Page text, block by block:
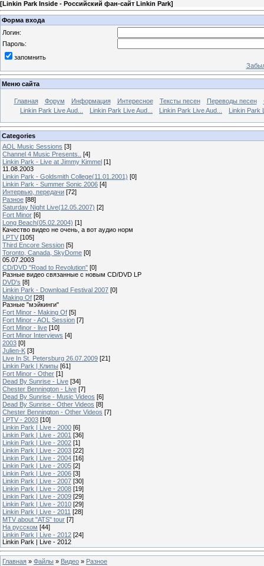
[Linkin Park Inside - Российский фан-сайт Linkin Park]
Форма входа
Логин:
Пароль:
запомнить
Меню сайта
Главная Форум Информация Интересное Тексты песен Переводы песен
Linkin Park Live Aud...
Linkin Park Live Aud... Linkin Park Live Aud... Linkin Park
Categories
AOL Music Sessions [3]
Channel 4 Music Presents..
[4]
Linkin Park - Live at Jimmy Kimmel [1]
11.08.2003
Linkin Park - Goldsmith College(11.01.2001) [0]
Linkin Park - Summer Sonic 2006 [4]
Интервью, передачи [72]
Разное [88]
Saturday Night Live(12.05.2007) [2]
Fort Minor [6]
Long Beach(05.02.2004) [1]
Качество видео не очень, а вот аудио норм
LPTV [105]
Third Encore Session [5]
Toronto, Canada, SkyDome [0]
05.07.2003
CD/DVD "Road to Revolution" [0]
Разные видео связанные с новым CD/DVD LP
DVD's [8]
Linkin Park - Download Festival 2007 [0]
Making Of [28]
Разные "мэйкинги"
Fort Minor - Making Of [5]
Fort Minor - AOL Session [7]
Fort Minor - live [10]
Fort Minor Interviews [4]
2003 [0]
Julien-K [3]
Live In St. Petersburg 26.07.2009 [21]
Linkin Park | Клипы [61]
Fort Minor - Other [1]
Dead By Sunrise - Live [34]
Chester Bennington - Live [7]
Dead By Sunrise - Music Videos [6]
Dead By Sunrise - Other Videos [8]
Chester Bennington - Other Videos [7]
LPTV - 2003 [10]
Linkin Park | Live - 2000 [6]
Linkin Park | Live - 2001 [36]
Linkin Park | Live - 2002 [1]
Linkin Park | Live - 2003 [22]
Linkin Park | Live - 2004 [16]
Linkin Park | Live - 2005 [2]
Linkin Park | Live - 2006 [3]
Linkin Park | Live - 2007 [30]
Linkin Park | Live - 2008 [19]
Linkin Park | Live - 2009 [29]
Linkin Park | Live - 2010 [29]
Linkin Park | Live - 2011 [28]
MTV about "ATS" tour [7]
На русском [44]
Linkin Park | Live - 2012 [24]
Linkin Park | Live - 2012
Главная » Файлы » Видео » Разное